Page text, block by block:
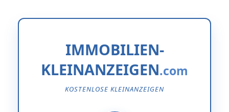
IMMOBILIEN-
KLEINANZEIGEN
KOSTENLOSE KLEINANZEIGEN